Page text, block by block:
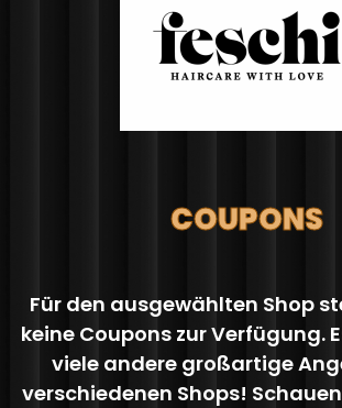
COUPONS
Für den ausgewählten Shop
keine Coupons zur Verfügung.
viele andere großartige
verschiedenen Shops!